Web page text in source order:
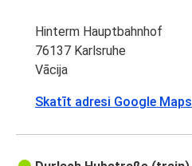
Hinterm Hauptbahnhof
76137 Karlsruhe
Vācija
Skatīt adresi Google Maps